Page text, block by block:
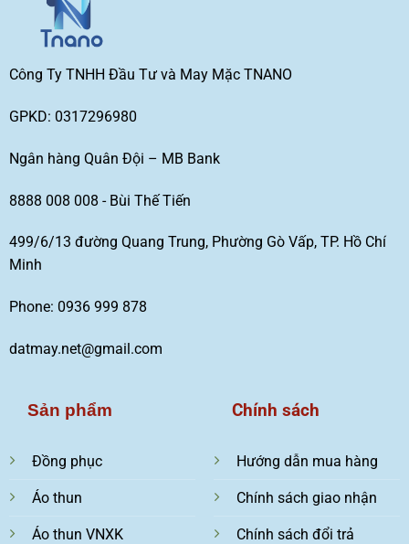
Công Ty TNHH Đầu Tư và May Mặc TNANO
GPKD: 0317296980
Ngân hàng Quân Đội – MB Bank
8888 008 008 - Bùi Thế Tiến
499/6/13 đường Quang Trung, Phường Gò Vấp, TP. Hồ Chí
Minh
Phone: 0936 999 878
datmay.net@gmail.com
Sản phẩm
Đồng phục
Áo thun
Áo thun VNXK
Chính sách
Hướng dẫn mua hàng
Chính sách giao nhận
Chính sách đổi trả